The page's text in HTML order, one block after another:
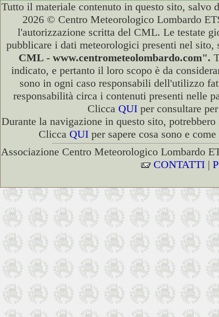
Tutto il materiale contenuto in questo sito, salvo
2026 © Centro Meteorologico Lombardo
l'autorizzazione scritta del CML. Le testate
pubblicare i dati meteorologici presenti nel sito,
CML - www.centrometeolombardo.com".
indicato, e pertanto il loro scopo è da
sono in ogni caso responsabili dell'utilizzo
responsabilità circa i contenuti presenti nelle
Clicca QUI per consultare
Durante la navigazione in questo sito,
Clicca QUIper sapere cosa sono e
Associazione Centro Meteorologico Lombardo
CONTATTI |